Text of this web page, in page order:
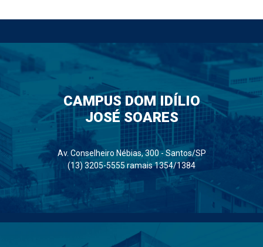
CAMPUS DOM IDÍLIO
JOSÉ SOARES
Av. Conselheiro Nébias, 300 - Santos/SP
(13) 3205-5555 ramais 1354/1384